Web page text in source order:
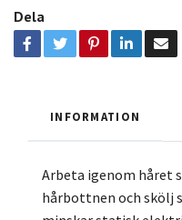
Dela
INFORMATION
Arbeta igenom håret
hårbottnen och skölj